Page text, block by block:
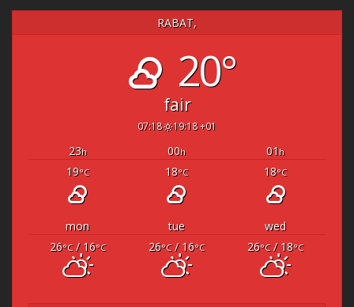
RABAT,
20°
fair
07:18 19:18 +01
23h 00h 01 h
19°C 18°C 18°C
mon tue
wed
26°C/ 16°C 26°C/ 16°C 26°C/ 18°C